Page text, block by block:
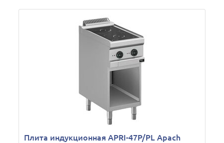
Плита индукционная APRI-47P/PL Apach